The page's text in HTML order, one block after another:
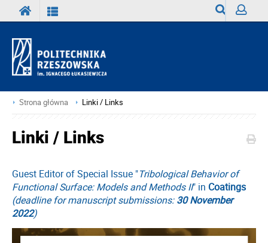
Strona główna Linki / Links
Linki / Links
Guest Editor of Special Issue "Tribological Behavior of
Functional Surface: Models and Methods II" in Coatings
(deadline for manuscript submissions:30 November
2022)